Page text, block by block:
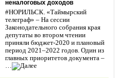
неналоговых доходов
#НОРИЛЬСК. «Таймырский
телеграф» – На сессии
Законодательного собрания края
депутаты во втором чтении
приняли бюджет-2020 и плановый
период 2021–2022 годов. Один из
главных приоритетов документа –
…